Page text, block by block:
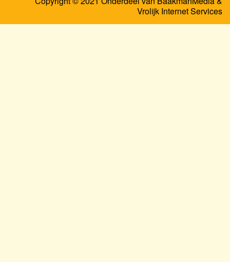
Vrolijk Internet Services